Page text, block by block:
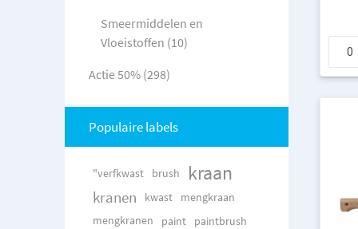
Smeermiddelen en
Vloeistoffen (10)
Actie 50% (298)
Populaire labels
"verfkwast brush kraan
kranen kwast mengkraan
mengkranen paint
paintbrush